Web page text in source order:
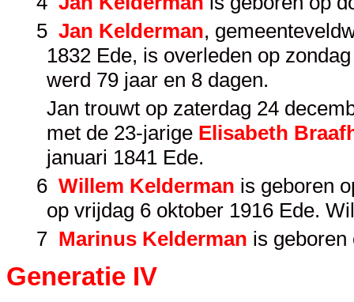
5 Jan Kelderman,
1832 Ede, is overleden op
werd 79 jaar en 8 dagen.
Jan trouwt op zaterdag 24
met de 23-jarige Elisabeth
januari 1841 Ede.
6 Willem Kelderman is geboren
op vrijdag 6 oktober 1916 Ede.
7 Marinus Kelderman is geboren
Generatie IV